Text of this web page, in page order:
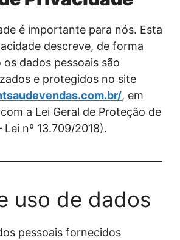
é importante para nós. Esta
descreve, de forma
dados pessoais são
e protegidos no site
, em
a Lei Geral de Proteção de
Lei nº 13.709/2018).
uso de dados
pessoais fornecidos